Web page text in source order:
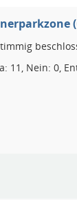
11, Nein: 0,